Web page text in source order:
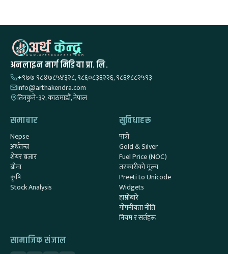
अनलाइन मार्ग मिडिया प्रा. लि.
+९७७ ९८४७८५४३२८, ९८६०८३६२२६, ९८६१८८२५९३
info@arthakendra.com
तिनकुने-३२, काठमाडौं, नेपाल
समाचार
Nepse
अर्थतन्त्र
शेयर बजार
बीमा
कृषि
Stock Analysis
सुविधाहरू
पात्रो
Gold & Silver
Fuel Price (NOC)
तरकारीको मूल्य
Preeti to Unicode
Widgets
हाम्रोबारे
गोपनीयता नीति
नियम र सर्तहरू
सामाजिक संजाल